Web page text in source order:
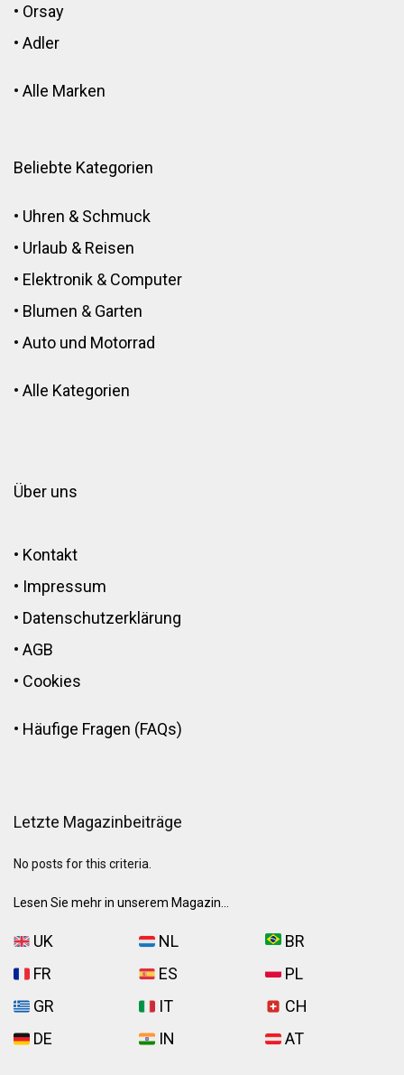
• Orsay
• Adler
• Alle Marken
Beliebte Kategorien
• Uhren & Schmuck
• Urlaub & Reisen
• Elektronik & Computer
• Blumen & Garten
• Auto und Motorrad
• Alle Kategorien
Über uns
• Kontakt
• Impressum
• Datenschutzerklärung
• AGB
• Cookies
• Häufige Fragen (FAQs)
Letzte Magazinbeiträge
No posts for this criteria.
Lesen Sie mehr in unserem Magazin...
UK
FR
GR
DE
NL
ES
IT
IN
BR
PL
CH
AT